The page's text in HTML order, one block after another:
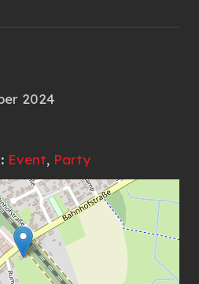
2024
Event, Party